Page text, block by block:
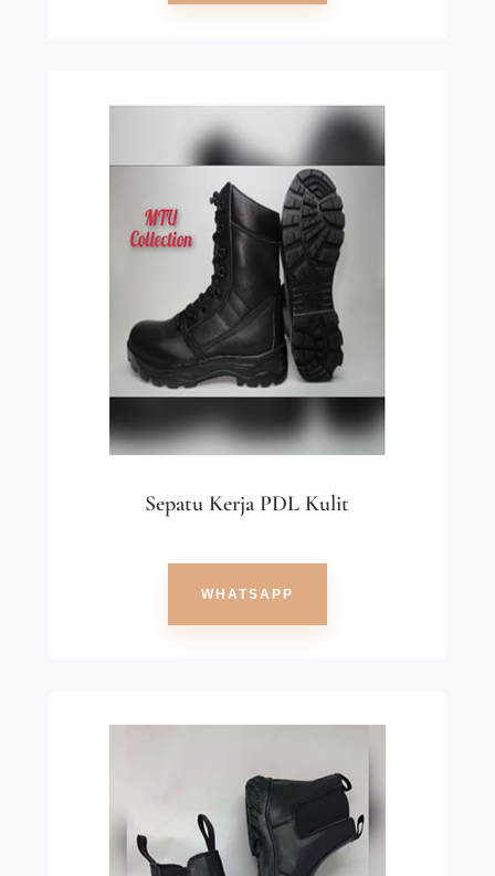
Sepatu Kerja PDL Kulit
WHATSAPP